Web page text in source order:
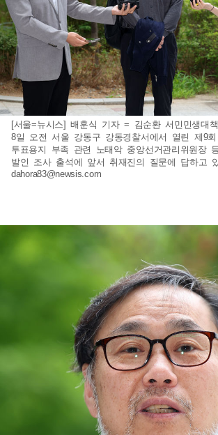
[서울=뉴시스] 배훈식 기자 = 김순환 서민민생대
8일 오전 서울 강동구 강동경찰서에서 열린 제9회
투표용지 부족 관련 노태악 중앙선거관리위원장
발인 조사 출석에 앞서 취재진의 질문에 답하고
dahora83@newsis.com